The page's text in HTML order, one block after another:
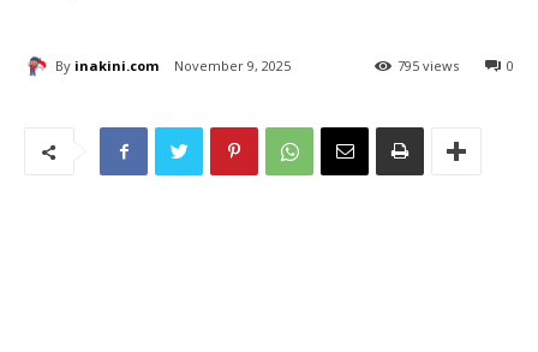
By inakini.com November 9, 2025 0
795 views